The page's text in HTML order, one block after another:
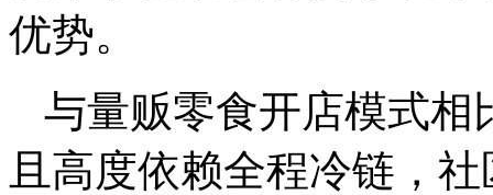
优势。
与量贩零食开店模式相
且高度依赖全程冷链，